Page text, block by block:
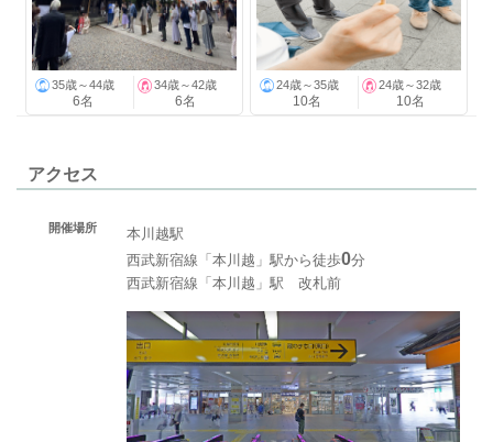
35歳～44歳
6名
34歳～42歳
6名
24歳～35歳
10名
24歳～32歳
10名
アクセス
開催場所
本川越駅
西武新宿線「本川越」駅から徒歩0分
西武新宿線「本川越」駅 改札前